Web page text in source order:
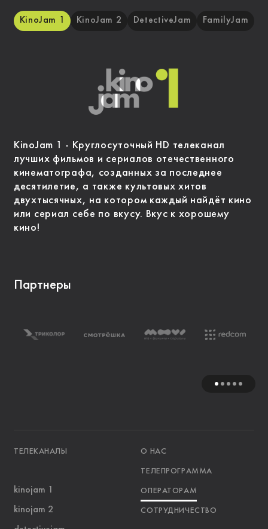
KinoJam 1 KinoJam 2 DetectiveJam FamilyJam
KinoJam 1 - Круглосуточный HD телеканал
лучших фильмов и сериалов отечественного
кинематографа, созданных за последнее
десятилетие, а также культовых хитов
двухтысячных, на котором каждый найдёт кино
или сериал себе по вкусу. Вкус к хорошему
кино!
Партнеры
ТЕЛЕКАНАЛЫ О НАС
ТЕЛЕПРОГРАММА
ОПЕРАТОРАМ
СОТРУДНИЧЕСТВО
kinojam 1
kinojam 2